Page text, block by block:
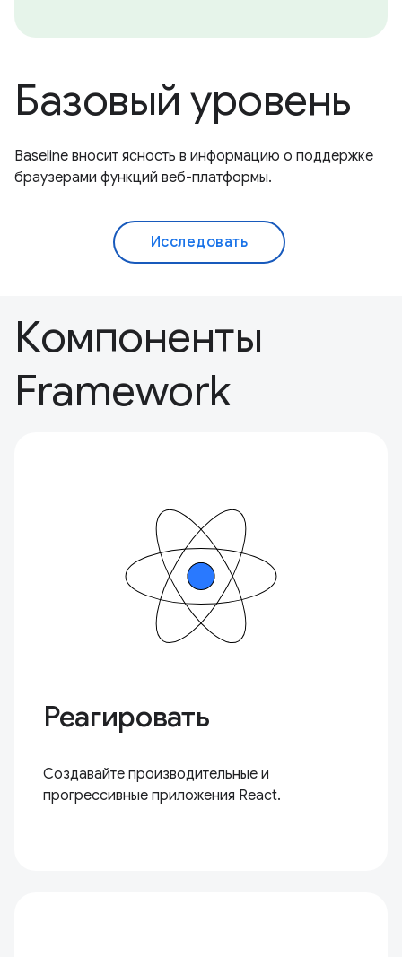
Базовый уровень
Baseline вносит ясность в информацию о поддержке
браузерами функций веб-платформы.
Исследовать
Компоненты
Framework
Реагировать
Создавайте производительные и
прогрессивные приложения React.